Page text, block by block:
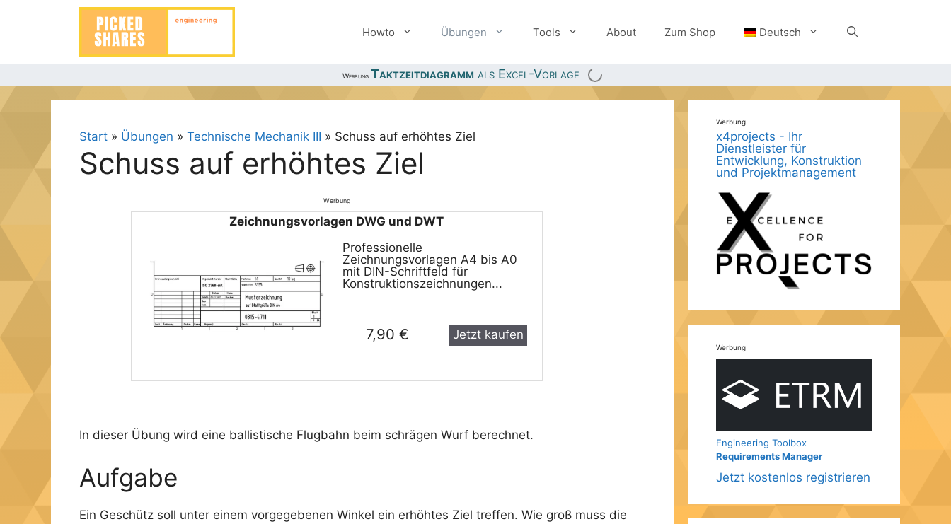
Howto Übungen Tools About Zum Shop Deutsch
Werbung Taktzeitdiagramm als Excel-Vorlage
Start » Übungen » Technische Mechanik III » Schuss auf erhöhtes Ziel
Schuss auf erhöhtes Ziel
Werbung
Zeichnungs­vorlagen DWG und DWT
Professionelle
Zeichnungsvorlagen A4 bis A0
mit DIN-Schriftfeld für
Konstruktionszeichnungen...
7,90 € Jetzt kaufen
In dieser Übung wird eine ballistische Flugbahn beim schrägen Wurf berechnet.
Aufgabe
Ein Geschütz soll unter einem vorgegebenen Winkel ein erhöhtes Ziel treffen. Wie groß muss die
Werbung
x4projects - Ihr
Dienstleister für
Entwicklung, Konstruktion
und Projektmanagement
Werbung
Engineering Toolbox
Requirements Manager
Jetzt kostenlos registrieren